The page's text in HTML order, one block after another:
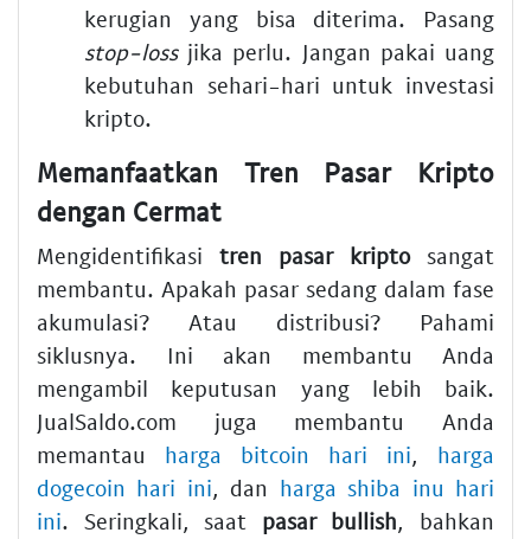
kerugian yang bisa diterima. Pasang
stop-lossjika perlu. Jangan pakai uang
kebutuhan sehari-hari untuk investasi
kripto.
Memanfaatkan Tren Pasar Kripto
dengan Cermat
Mengidentifikasi tren pasar kriptosangat
membantu. Apakah pasar sedang dalam fase
akumulasi? Atau distribusi? Pahami
siklusnya. Ini akan membantu Anda
mengambil keputusan yang lebih baik.
JualSaldo.com juga membantu Anda
memantau harga bitcoin hari ini, harga
dogecoin hari ini, dan harga shiba inu hari
ini. Seringkali, saat pasar bullish, bahkan